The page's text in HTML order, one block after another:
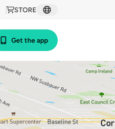
STORE
Get the app